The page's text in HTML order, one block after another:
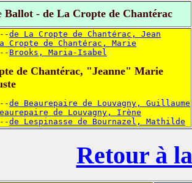
Ballot - de La Cropte de Chantérac
de La Cropte de Chantérac, Jean
Cropte de Chantérac, Marie
Brooks, Maria-Isabel
de Chantérac, "Jeanne" Marie
de Beaurepaire de Louvagny, Guillaume
de Louvagny, Irène
de Lespinasse de Bournazel, Mathilde
Retour à